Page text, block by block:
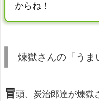
からね！
煉獄さんの「うま
冒頭、炭治郎達が煉獄